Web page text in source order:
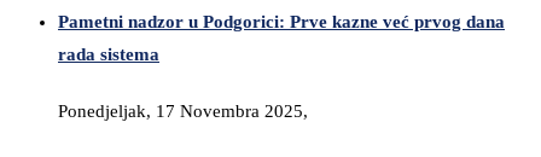
Pametni nadzor u Podgorici: Prve kazne već prvog dana
rada sistema
Ponedjeljak, 17 Novembra 2025,